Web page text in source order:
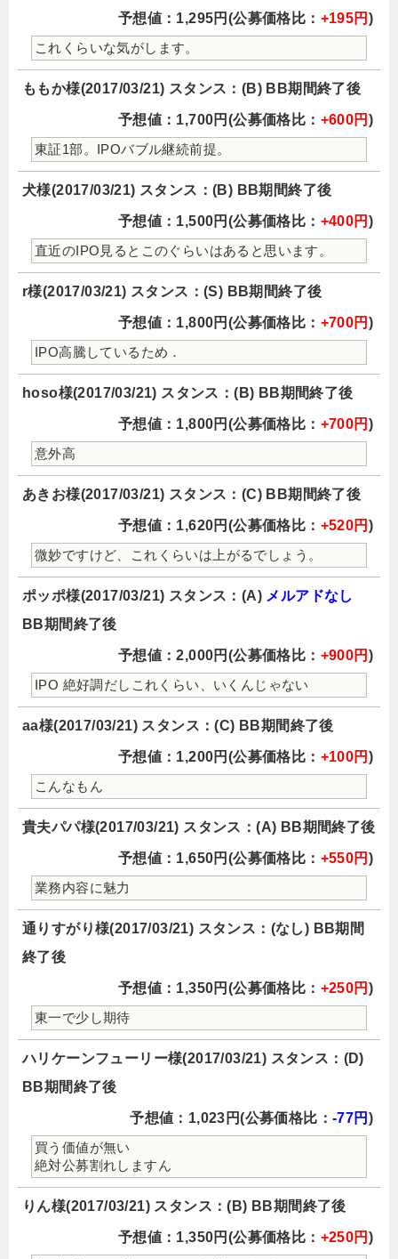
予想値：1,295円(公募価格比： +195円 )
これくらいな気がします。
ももか様(2017/03/21) スタンス：(B) BB期間終了後
予想値：1,700円(公募価格比： +600円 )
東証1部。IPOバブル継続前提。
犬様(2017/03/21) スタンス：(B) BB期間終了後
予想値：1,500円(公募価格比： +400円 )
直近のIPO見るとこのぐらいはあると思います。
r様(2017/03/21) スタンス：(S) BB期間終了後
予想値：1,800円(公募価格比： +700円 )
IPO高騰しているため．
hoso様(2017/03/21) スタンス：(B) BB期間終了後
予想値：1,800円(公募価格比： +700円 )
意外高
あきお様(2017/03/21) スタンス：(C) BB期間終了後
予想値：1,620円(公募価格比： +520円 )
微妙ですけど、これくらいは上がるでしょう。
ポッポ様(2017/03/21) スタンス：(A) メルアドなし
BB期間終了後
予想値：2,000円(公募価格比： +900円 )
IPO 絶好調だしこれくらい、いくんじゃない
aa様(2017/03/21) スタンス：(C) BB期間終了後
予想値：1,200円(公募価格比： +100円 )
こんなもん
貴夫パパ様(2017/03/21) スタンス：(A) BB期間終了後
予想値：1,650円(公募価格比： +550円 )
業務内容に魅力
通りすがり様(2017/03/21) スタンス：(なし) BB期間
終了後
予想値：1,350円(公募価格比： +250円 )
東一で少し期待
ハリケーンフューリー様(2017/03/21) スタンス：(D)
BB期間終了後
予想値：1,023円(公募価格比： -77円 )
買う価値が無い
絶対公募割れしますん
りん様(2017/03/21) スタンス：(B) BB期間終了後
予想値：1,350円(公募価格比： +250円 )